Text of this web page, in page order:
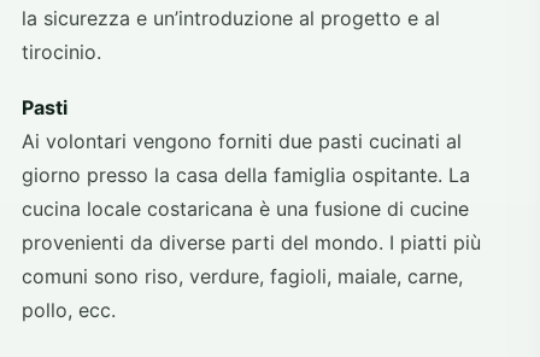
la sicurezza e un’introduzione al progetto e al
tirocinio.
Pasti
Ai volontari vengono forniti due pasti cucinati al
giorno presso la casa della famiglia ospitante. La
cucina locale costaricana è una fusione di cucine
provenienti da diverse parti del mondo. I piatti più
comuni sono riso, verdure, fagioli, maiale, carne,
pollo, ecc.